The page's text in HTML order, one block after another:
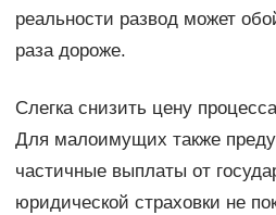
реальности развод может
раза дороже.
Слегка снизить цену
Для малоимущих также
частичные выплаты от
юридической страховки не